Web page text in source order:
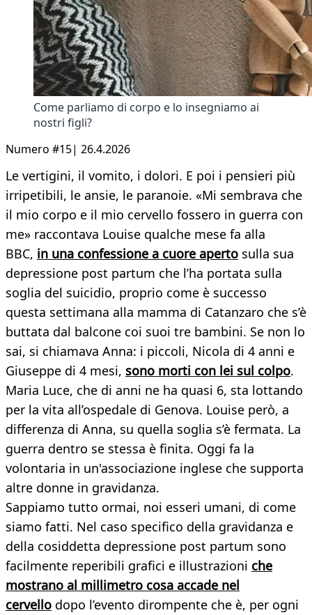
Come parliamo di corpo e lo insegniamo ai
nostri figli?
Numero #15| 26.4.2026
Le vertigini, il vomito, i dolori. E poi i pensieri più
irripetibili, le ansie, le paranoie. «Mi sembrava che
il mio corpo e il mio cervello fossero in guerra con
me» raccontava Louise qualche mese fa alla
BBC, in una confessione a cuore aperto sulla sua
depressione post partum che l’ha portata sulla
soglia del suicidio, proprio come è successo
questa settimana alla mamma di Catanzaro che s’è
buttata dal balcone coi suoi tre bambini. Se non lo
sai, si chiamava Anna: i piccoli, Nicola di 4 anni e
Giuseppe di 4 mesi, sono morti con lei sul colpo.
Maria Luce, che di anni ne ha quasi 6, sta lottando
per la vita all’ospedale di Genova. Louise però, a
differenza di Anna, su quella soglia s’è fermata. La
guerra dentro se stessa è finita. Oggi fa la
volontaria in un'associazione inglese che supporta
altre donne in gravidanza.
Sappiamo tutto ormai, noi esseri umani, di come
siamo fatti. Nel caso specifico della gravidanza e
della cosiddetta depressione post partum sono
facilmente reperibili grafici e illustrazioni che
mostrano al millimetro cosa accade nel
cervello dopo l’evento dirompente che è, per ogni